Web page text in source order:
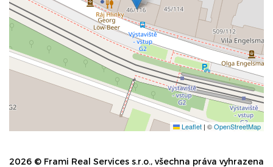
Leaflet | ©OpenStreetMap
2026 © Frami Real Services s.r.o., všechna práva vyhrazena